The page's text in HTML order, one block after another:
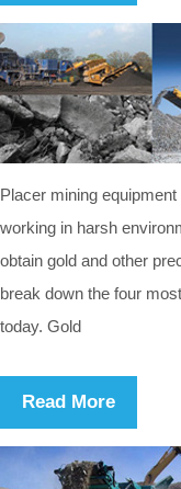
Placer mining
working in harsh
obtain gold and other
break down the four
today. Gold
Read More